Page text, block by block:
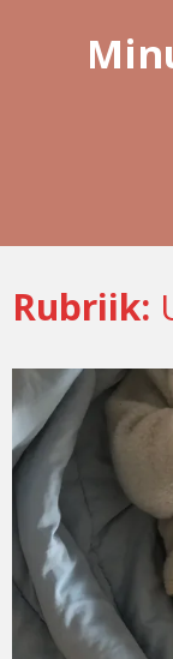
Rubriik: